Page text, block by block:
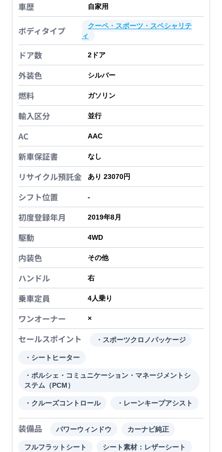
車歴 自家用
ボディタイプ
クーペ・スポーツ・スペシャリテ
ィ
ドア数 2 ドア
外装色 シルバー
燃料 ガソリン
輸入区分 並行
AC AAC
新車保証書 なし
リサイクル預託金 あり 23070円
シフト位置 -
初度登録年月 2019年8月
駆動 4WD
内装色 その他
ハンドル 右
乗車定員 4人乗り
ワンオーナー ×
セールスポイント ・スポーツクロノパッケージ
・シートヒーター
・ポルシェ・コミュニケーション・マネージメントシ
ステム（PCM）
・クルーズコントロール ・レーンキープアシスト
装備品 パワーウィンドウ カーナビ純正
フルフラットシート シート素材：レザーシート